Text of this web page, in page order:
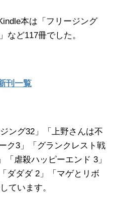
本は「フリージング
など117冊でした。
刊一覧
ング32」「上野さんは不
ク3」「グランクレスト戦
虐殺ハッピーエンド 3」
ダダダ 2」「マゲとリボ
ています。